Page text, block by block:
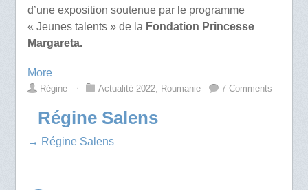
d’une exposition soutenue par le programme
« Jeunes talents » de la Fondation Princesse
Margareta.
More
Régine ⋅ Actualité 2022, Roumanie 7 Comments
Régine Salens
→ Régine Salens